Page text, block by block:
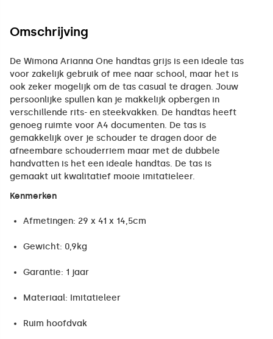
Omschrijving
De Wimona Arianna One handtas grijs is een ideale tas
voor zakelijk gebruik of mee naar school, maar het is
ook zeker mogelijk om de tas casual te dragen. Jouw
persoonlijke spullen kan je makkelijk opbergen in
verschillende rits- en steekvakken. De handtas heeft
genoeg ruimte voor A4 documenten. De tas is
gemakkelijk over je schouder te dragen door de
afneembare schouderriem maar met de dubbele
handvatten is het een ideale handtas. De tas is
gemaakt uit kwalitatief mooie imitatieleer.
Kenmerken
Afmetingen: 29 x 41 x 14,5cm
Gewicht: 0,9kg
Garantie: 1 jaar
Materiaal: Imitatieleer
Ruim hoofdvak